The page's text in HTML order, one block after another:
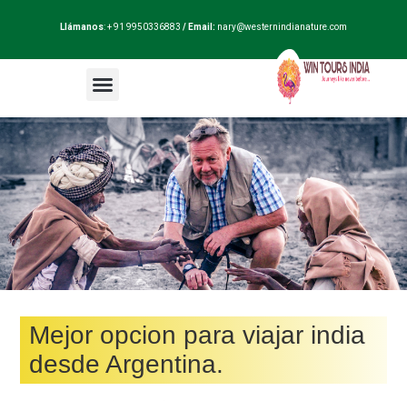
Llámanos: + 91 9950336883 / Email: nary@westernindianature.com
Mejor opcion para viajar india
desde Argentina.